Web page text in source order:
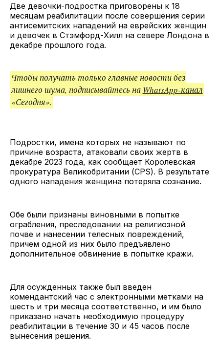
Две девочки-подростка приговорены к 18
месяцам реабилитации после совершения серии
антисемитских нападений на еврейских женщин
и девочек в Стэмфорд-Хилл на севере Лондона в
декабре прошлого года.
Чтобы получать только главные новости без
лишнего шума, подписывайтесь на WhatsApp-канал
«Сегодня».
Подростки, имена которых не называют по
причине возраста, атаковали своих жертв в
декабре 2023 года, как сообщает Королевская
прокуратура Великобритании (CPS). В результате
одного нападения женщина потеряла сознание.
Обе были признаны виновными в попытке
ограбления, преследовании на религиозной
почве и нанесении телесных повреждений,
причем одной из них было предъявлено
дополнительное обвинение в попытке кражи.
Для осужденных также был введен
комендантский час с электронными метками на
шесть и три месяца соответственно, и им было
приказано начать необходимую процедуру
реабилитации в течение 30 и 45 часов после
вынесения решения.